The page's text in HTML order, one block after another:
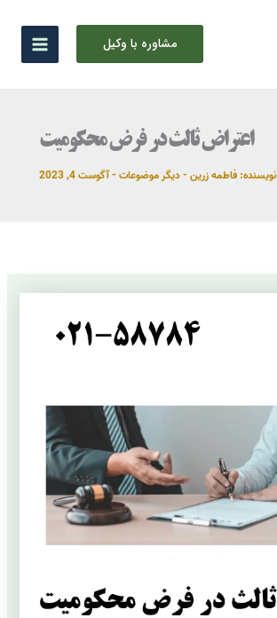
مشاوره با وکیل
اعتراض ثالث در فرض محکومیت
نویسنده: فاطمه زرین -دیگر موضوعات -آگوست 4, 2023